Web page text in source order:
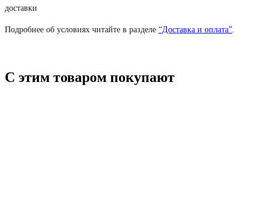
доставки
Подробнее об условиях читайте в разделе “Доставка и оплата”
С этим товаром покупают